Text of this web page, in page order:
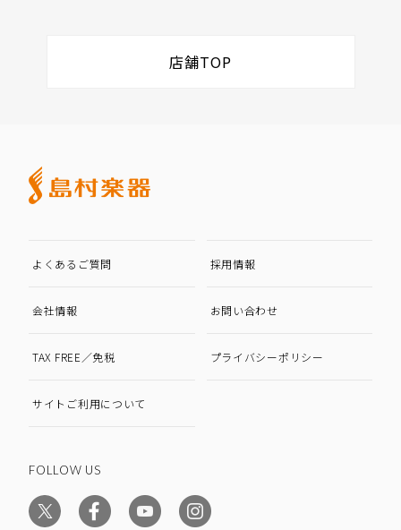
店舗TOP
よくあるご質問 採用情報
会社情報 お問い合わせ
TAX FREE／免税 プライバシーポリシー
サイトご利用について
FOLLOW US